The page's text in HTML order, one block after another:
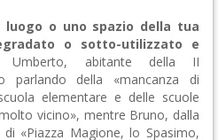
luogo o uno spazio della tua
o sotto-utilizzato e
Umberto, abitante della II
parlando della «mancanza di
elementare e delle scuole
vicino», mentre Bruno, dalla
«Piazza Magione, lo Spasimo,